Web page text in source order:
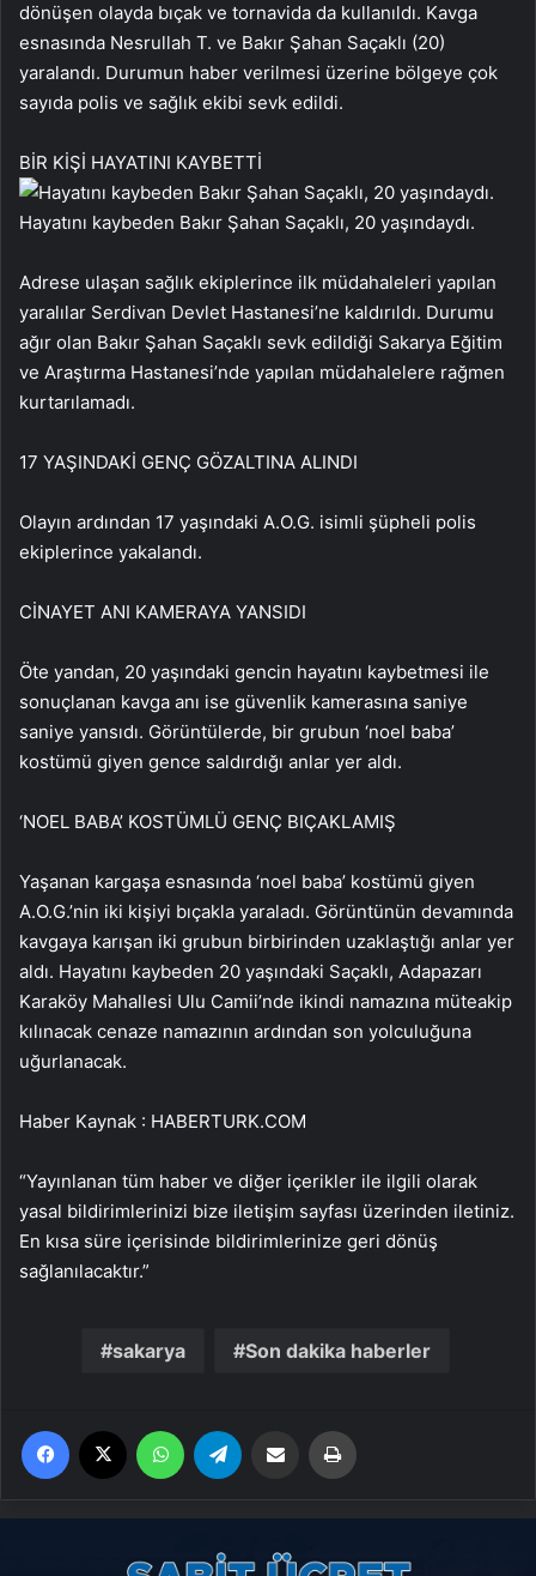
dönüşen olayda bıçak ve tornavida da kullanıldı. Kavga
esnasında Nesrullah T. ve Bakır Şahan Saçaklı (20)
yaralandı. Durumun haber verilmesi üzerine bölgeye çok
sayıda polis ve sağlık ekibi sevk edildi.
BİR KİŞİ HAYATINI KAYBETTİ
Hayatını kaybeden Bakır Şahan Saçaklı, 20 yaşındaydı.
Adrese ulaşan sağlık ekiplerince ilk müdahaleleri yapılan
yaralılar Serdivan Devlet Hastanesi’ne kaldırıldı. Durumu
ağır olan Bakır Şahan Saçaklı sevk edildiği Sakarya Eğitim
ve Araştırma Hastanesi’nde yapılan müdahalelere rağmen
kurtarılamadı.
17 YAŞINDAKİ GENÇ GÖZALTINA ALINDI
Olayın ardından 17 yaşındaki A.O.G. isimli şüpheli polis
ekiplerince yakalandı.
CİNAYET ANI KAMERAYA YANSIDI
Öte yandan, 20 yaşındaki gencin hayatını kaybetmesi ile
sonuçlanan kavga anı ise güvenlik kamerasına saniye
saniye yansıdı. Görüntülerde, bir grubun ‘noel baba’
kostümü giyen gence saldırdığı anlar yer aldı.
‘NOEL BABA’ KOSTÜMLÜ GENÇ BIÇAKLAMIŞ
Yaşanan kargaşa esnasında ‘noel baba’ kostümü giyen
A.O.G.’nin iki kişiyi bıçakla yaraladı. Görüntünün devamında
kavgaya karışan iki grubun birbirinden uzaklaştığı anlar yer
aldı. Hayatını kaybeden 20 yaşındaki Saçaklı, Adapazarı
Karaköy Mahallesi Ulu Camii’nde ikindi namazına müteakip
kılınacak cenaze namazının ardından son yolculuğuna
uğurlanacak.
Haber Kaynak : HABERTURK.COM
“Yayınlanan tüm haber ve diğer içerikler ile ilgili olarak
yasal bildirimlerinizi bize iletişim sayfası üzerinden iletiniz.
En kısa süre içerisinde bildirimlerinize geri dönüş
sağlanılacaktır.”
sakarya Son dakika haberler
Facebook WhatsApp Email'den paylaş